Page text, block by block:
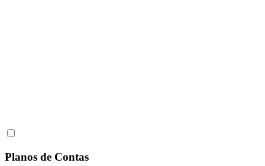
Planos de Contas